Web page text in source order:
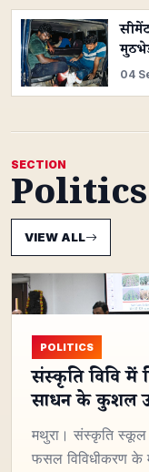
04
SECTION
Politics
VIEW ALL
POLITICS
संस्कृति विवि में
साधन के कुशल
मथुरा। संस्कृति स्कूल
फसल विविधीकरण के